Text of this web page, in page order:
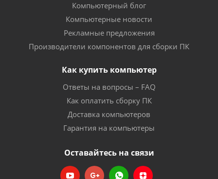
Компьютерный блог
Компьютерные новости
Рекламные предложения
Производители компонентов для сборки ПК
Как купить компьютер
Ответы на вопросы – FAQ
Как оплатить сборку ПК
Доставка компьютеров
Гарантия на компьютеры
Оставайтесь на связи